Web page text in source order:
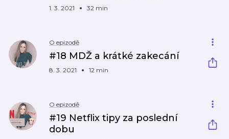
1. 3. 2021 32 min
O epizodě
#18 MDŽ a krátké zakecání
8. 3. 2021 12 min
O epizodě
#19 Netflix tipy za poslední
dobu